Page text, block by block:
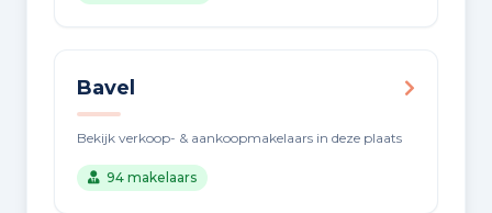
Bavel
Bekijk verkoop- & aankoopmakelaars in deze plaats
94 makelaars